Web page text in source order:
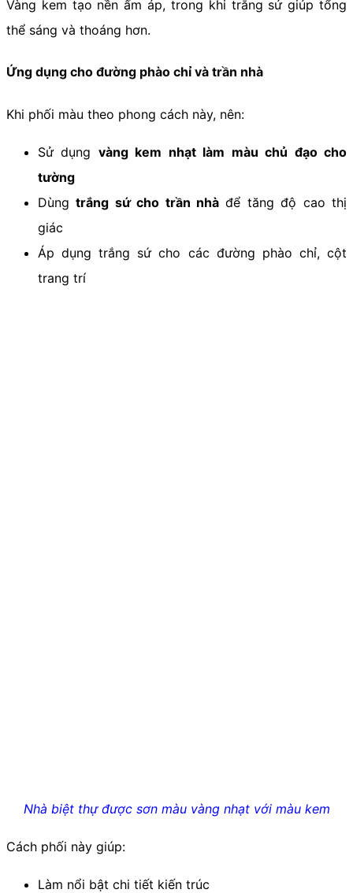
Vàng kem tạo nền ấm áp, trong khi trắng sứ giúp tổng
thể sáng và thoáng hơn.
Ứng dụng cho đường phào chỉ và trần nhà
Khi phối màu theo phong cách này, nên:
Sử dụng vàng kem nhạt làm màu chủ đạo cho
tường
Dùngtrắng sứ cho trần nhà để tăng độ cao thị
giác
Áp dụng trắng sứ cho các đường phào chỉ, cột
trang trí
Nhà biệt thự được sơn màu vàng nhạt với màu kem
Cách phối này giúp:
Làm nổi bật chi tiết kiến trúc